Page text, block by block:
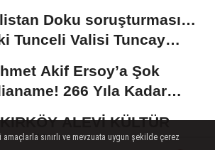
Doku soruşturması…
Tunceli Valisi Tuncay
Akif Ersoy’a Şok
266 Yıla Kadar
Talebi
ALEVİ KÜLTÜR
12/07/2026
sınırlı ve mevzuata uygun şekilde çerez